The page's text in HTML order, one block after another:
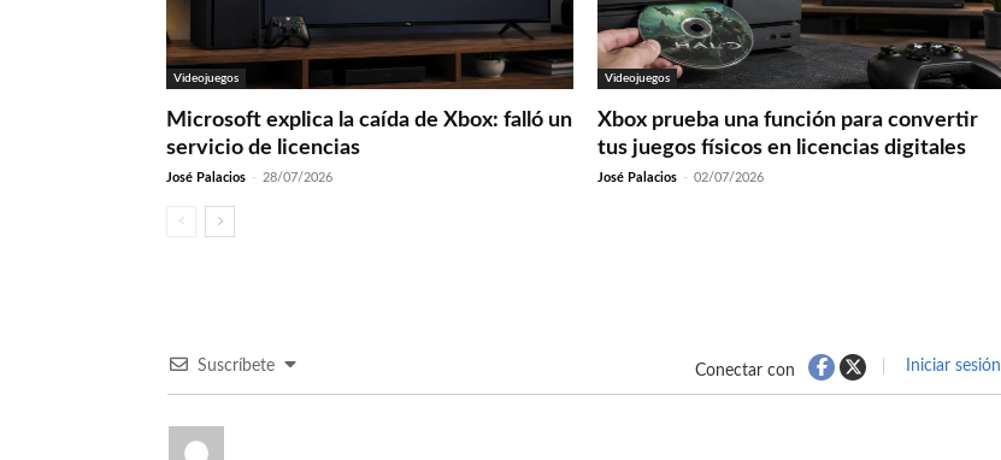
Videojuegos
Microsoft explica la caída de Xbox: falló un
servicio de licencias
José Palacios - 28/07/2026
Videojuegos
Xbox prueba una función para convertir
tus juegos físicos en licencias digitales
José Palacios - 02/07/2026
Suscríbete Conectar con Iniciar sesión